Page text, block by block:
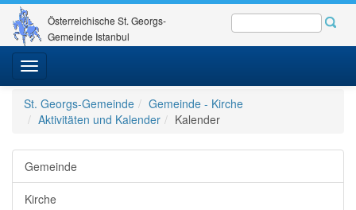
Österreichische St. Georgs-
Gemeinde Istanbul
Toggle
navigation
St. Georgs-Gemeinde
Gemeinde - Kirche
Aktivitäten und Kalender
Kalender
Gemeinde
Kirche